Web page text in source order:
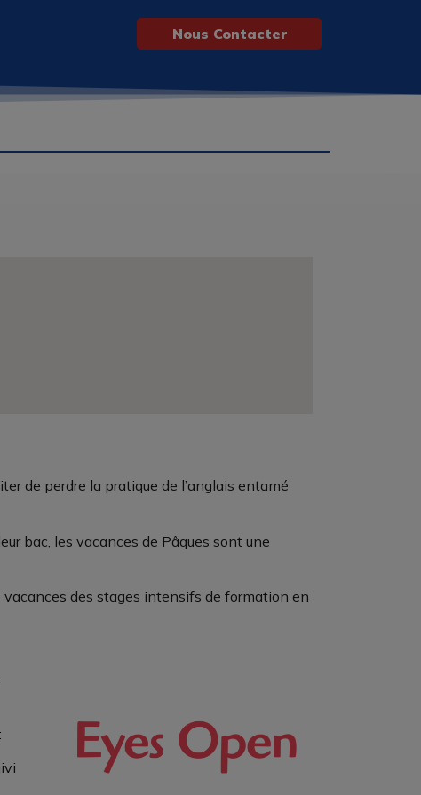
Nous Contacter
de perdre la pratique de l’anglais entamé
bac, les vacances de Pâques sont une
vacances des stages intensifs de formation en